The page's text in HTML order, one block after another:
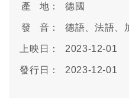
產 地： 德國
發 音： 德語、法語、
上映日： 2023-12-01
發行日： 2023-12-01